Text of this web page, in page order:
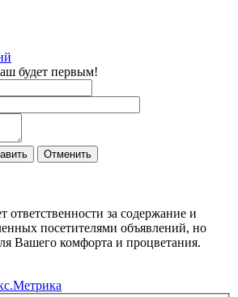
будет первым!
Отменить
ответственности за содержание и
посетителями объявлений, но
Вашего комфорта и процветания.